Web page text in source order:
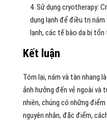
Sử dụng cryotherapy:
dụng lạnh để điều trị
lạnh, các tế bào da bị tổn
Kết luận
Tóm lại, nám và tàn nhang
ảnh hưởng đến vẻ ngoài và
nhiên, chúng có những
nguyên nhân, đặc điểm,